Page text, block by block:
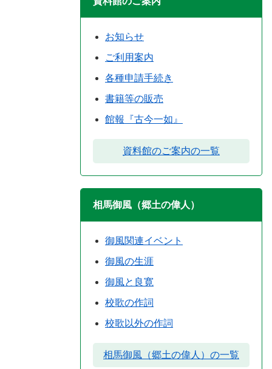
お知らせ
ご利用案内
各種申請手続き
書籍等の販売
館報『古今一如』
資料館のご案内の一覧
相馬御風（郷土の偉人）
御風関連イベント
御風の生涯
御風と良寛
校歌の作詞
校歌以外の作詞
相馬御風（郷土の偉人）の一覧